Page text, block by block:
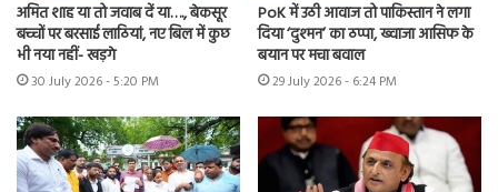
अमित शाह या तो जवाब दें या…., बेकसूर
बच्चों पर बरसाई लाठियां, नए बिल में कुछ
भी नया नहीं- खड़गे
30 July 2026 - 5:20 PM
PoK में उठी आवाज तो पाकिस्तान ने लगा
दिया ‘दुश्मन’ का ठप्पा, ख्वाजा आसिफ के
बयान पर मचा बवाल
29 July 2026 - 6:24 PM